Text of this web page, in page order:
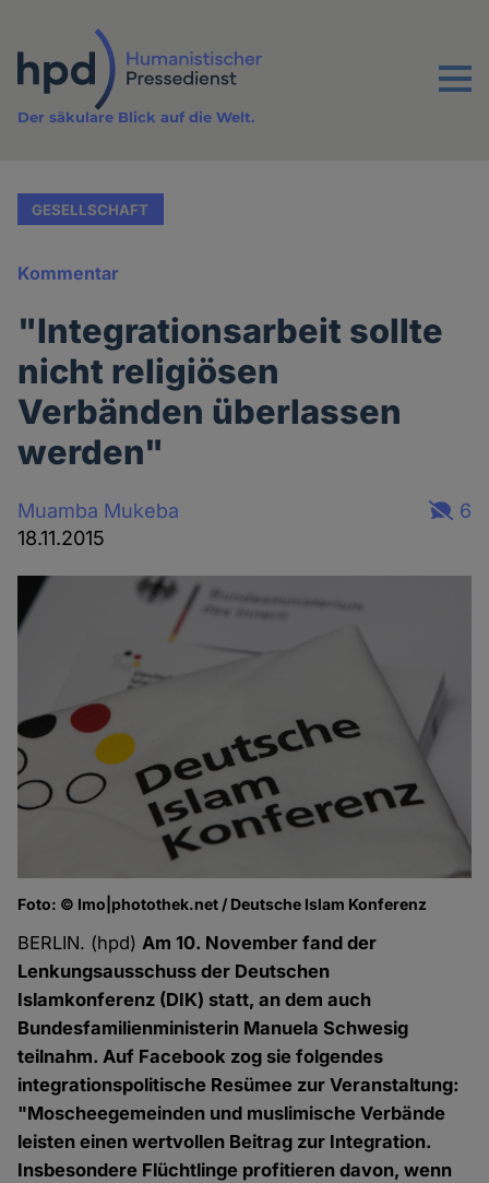
Inhalt
Menu
Der säkulare Blick auf die Welt.
GESELLSCHAFT
Kommentar
"Integrationsarbeit sollte
nicht religiösen
Verbänden überlassen
werden"
Muamba Mukeba
18.11.2015
6
Foto: © Imo|photothek.net / Deutsche Islam Konferenz
BERLIN. (hpd)Am 10. November fand der
Lenkungsausschuss der Deutschen
Islamkonferenz (DIK) statt, an dem auch
Bundesfamilienministerin Manuela Schwesig
teilnahm. Auf Facebook zog sie folgendes
integrationspolitische Resümee zur Veranstaltung:
"Moscheegemeinden und muslimische Verbände
leisten einen wertvollen Beitrag zur Integration.
Insbesondere Flüchtlinge profitieren davon, wenn